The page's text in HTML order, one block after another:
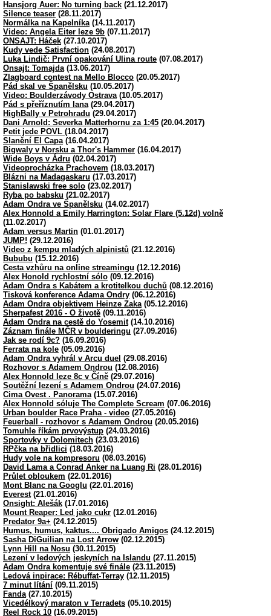
Hansjorg Auer: No turning back (21.12.2017)
Silence teaser (28.11.2017)
Normálka na Kapelníka (14.11.2017)
Video: Angela Eiter leze 9b (07.11.2017)
ONSAJT: Háček (27.10.2017)
Kudy vede Satisfaction (24.08.2017)
Luka Lindič: První opakování Ulina route (07.08.2017)
Onsajt: Tomajda (13.06.2017)
Zlagboard contest na Mello Blocco (20.05.2017)
Pád skal ve Španělsku (10.05.2017)
Video: Boulderzávody Ostrava (10.05.2017)
Pád s přeříznutím lana (29.04.2017)
HighBally v Petrohradu (29.04.2017)
Dani Arnold: Severka Matterhornu za 1:45 (20.04.2017)
Petit jede POVL (18.04.2017)
Slanění El Capa (16.04.2017)
Bigwaly v Norsku a Thor's Hammer (16.04.2017)
Wide Boys v Ádru (02.04.2017)
Videoprocházka Prachovem (18.03.2017)
Blázni na Madagaskaru (17.03.2017)
Stanislawski free solo (23.02.2017)
Ryba po babsku (21.02.2017)
Adam Ondra ve Španělsku (14.02.2017)
Alex Honnold a Emily Harrington: Solar Flare (5.12d) volně
(11.02.2017)
Adam versus Martin (01.01.2017)
JUMP! (29.12.2016)
Video z kempu mladých alpinistů (21.12.2016)
Bububu (15.12.2016)
Cesta vzhůru na online streamingu (12.12.2016)
Alex Honold rychlostní sólo (09.12.2016)
Adam Ondra s Kabátem a krotitelkou duchů (08.12.2016)
Tisková konference Adama Ondry (06.12.2016)
Adam Ondra objektivem Heinze Zaka (05.12.2016)
Sherpafest 2016 - O životě (09.11.2016)
Adam Ondra na cestě do Yosemit(14.10.2016)
Záznam finále MČR v boulderingu (27.09.2016)
Jak se rodí 9c? (16.09.2016)
Ferrata na kole (05.09.2016)
Adam Ondra vyhrál v Arcu duel (29.08.2016)
Rozhovor s Adamem Ondrou (12.08.2016)
Alex Honnold leze 8c v Číně (29.07.2016)
Soutěžní lezení s Adamem Ondrou (24.07.2016)
Cima Ovest . Panorama (15.07.2016)
Alex Honnold sóluje The Complete Scream (07.06.2016)
Urban boulder Race Praha - video (27.05.2016)
Feuerball - rozhovor s Adamem Ondrou (20.05.2016)
Tomuhle říkám prvovýstup (24.03.2016)
Sportovky v Dolomitech (23.03.2016)
RPčka na břidlici (18.03.2016)
Hudy vole na kompresoru (08.03.2016)
David Lama a Conrad Anker na Luang Ri (28.01.2016)
Průlet obloukem (22.01.2016)
Mont Blanc na Googlu (22.01.2016)
Everest(21.01.2016)
Onsight: Alešák (17.01.2016)
Mount Reaper: Led jako cukr (12.01.2016)
Predator 9a+ (24.12.2015)
Humus, humus, kaktus.... Obrigado Amigos (24.12.2015)
Sasha DiGuilian na Lost Arrow (02.12.2015)
Lynn Hill na Nosu (30.11.2015)
Lezení v ledových jeskyních na Islandu (27.11.2015)
Adam Ondra komentuje své finále (23.11.2015)
Ledová inpirace: Rébuffat-Terray (12.11.2015)
7 minut lítání (09.11.2015)
Fanda (27.10.2015)
Vicedélkový maraton v Terradets (05.10.2015)
Reel Rock 10 (16.09.2015)